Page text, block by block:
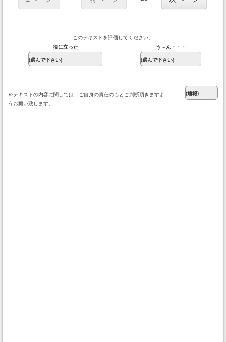
このテキストを評価してください。
役に立った
う～ん・・・
※テキストの内容に関しては、ご自身の責任のもとご判断頂きますよ
うお願い致します。